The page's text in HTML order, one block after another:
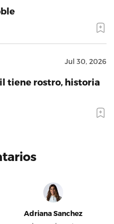
Jul 30, 2026
tiene rostro, historia
Adriana Sanchez